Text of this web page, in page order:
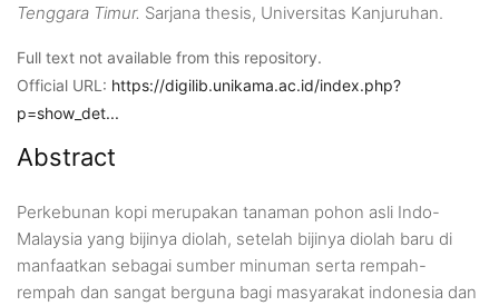
Tenggara Timur. Sarjana thesis, Universitas Kanjuruhan.
Full text not available from this repository.
Official URL: https://digilib.unikama.ac.id/index.php?
p=show_det...
Abstract
Perkebunan kopi merupakan tanaman pohon asli Indo-
Malaysia yang bijinya diolah, setelah bijinya diolah baru di
manfaatkan sebagai sumber minuman serta rempah-
rempah dan sangat berguna bagi masyarakat indonesia dan